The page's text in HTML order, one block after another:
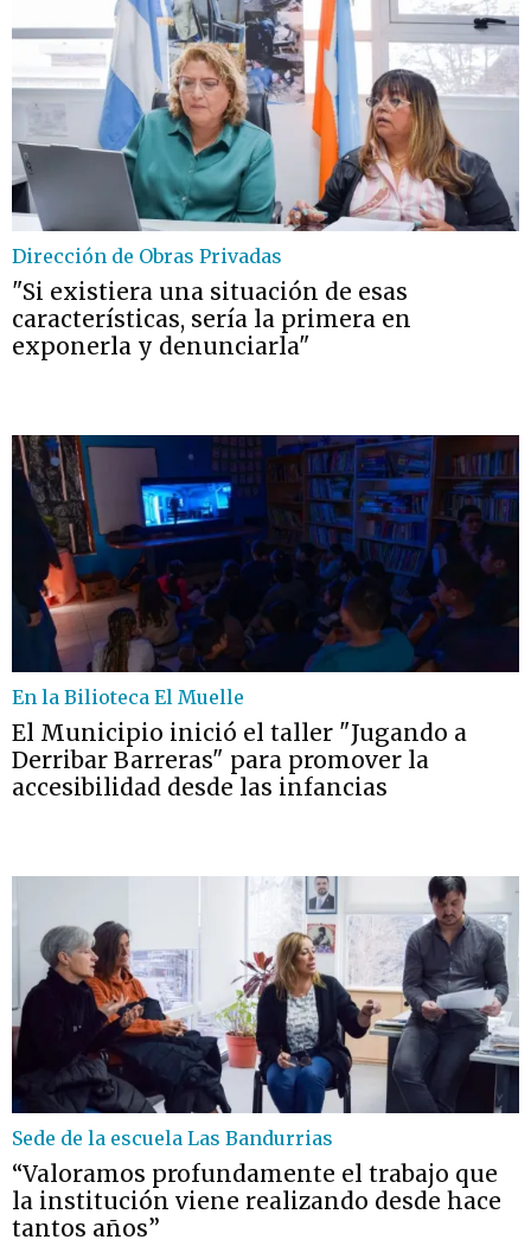
Dirección de Obras Privadas
"Si existiera una situación de esas
características, sería la primera en
exponerla y denunciarla"
En la Bilioteca El Muelle
El Municipio inició el taller "Jugando a
Derribar Barreras" para promover la
accesibilidad desde las infancias
Sede de la escuela Las Bandurrias
“Valoramos profundamente el trabajo que
la institución viene realizando desde hace
tantos años”